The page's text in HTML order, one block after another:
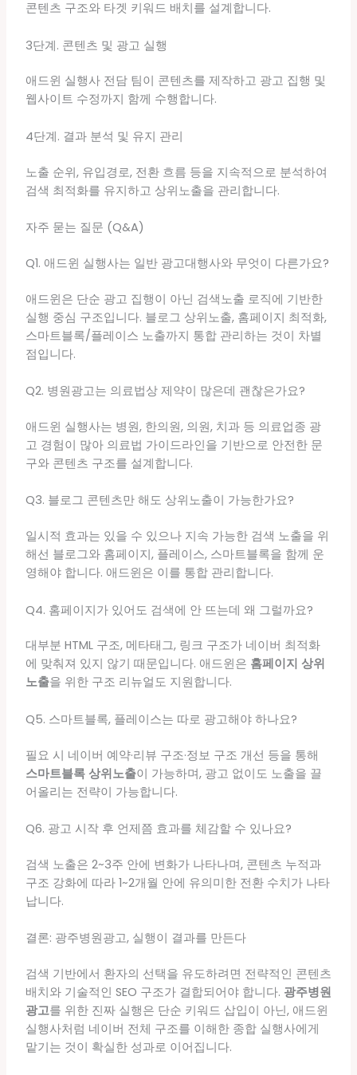
콘텐츠 구조와 타겟 키워드 배치를 설계합니다.
3단계. 콘텐츠 및 광고 실행
애드윈 실행사 전담 팀이 콘텐츠를 제작하고 광고 집행 및
웹사이트 수정까지 함께 수행합니다.
4단계. 결과 분석 및 유지 관리
노출 순위, 유입경로, 전환 흐름 등을 지속적으로 분석하여
검색 최적화를 유지하고 상위노출을 관리합니다.
자주 묻는 질문 (Q&A)
Q1. 애드윈 실행사는 일반 광고대행사와 무엇이 다른가요?
애드윈은 단순 광고 집행이 아닌 검색노출 로직에 기반한
실행 중심 구조입니다. 블로그 상위노출, 홈페이지 최적화,
스마트블록/플레이스 노출까지 통합 관리하는 것이 차별
점입니다.
Q2. 병원광고는 의료법상 제약이 많은데 괜찮은가요?
애드윈 실행사는 병원, 한의원, 의원, 치과 등 의료업종 광
고 경험이 많아 의료법 가이드라인을 기반으로 안전한 문
구와 콘텐츠 구조를 설계합니다.
Q3. 블로그 콘텐츠만 해도 상위노출이 가능한가요?
일시적 효과는 있을 수 있으나 지속 가능한 검색 노출을 위
해선 블로그와 홈페이지, 플레이스, 스마트블록을 함께 운
영해야 합니다. 애드윈은 이를 통합 관리합니다.
Q4. 홈페이지가 있어도 검색에 안 뜨는데 왜 그럴까요?
대부분 HTML 구조, 메타태그, 링크 구조가 네이버 최적화
에 맞춰져 있지 않기 때문입니다. 애드윈은 홈페이지 상위
노출을 위한 구조 리뉴얼도 지원합니다.
Q5. 스마트블록, 플레이스는 따로 광고해야 하나요?
필요 시 네이버 예약·리뷰 구조·정보 구조 개선 등을 통해
스마트블록 상위노출이 가능하며, 광고 없이도 노출을 끌
어올리는 전략이 가능합니다.
Q6. 광고 시작 후 언제쯤 효과를 체감할 수 있나요?
검색 노출은 2~3주 안에 변화가 나타나며, 콘텐츠 누적과
구조 강화에 따라 1~2개월 안에 유의미한 전환 수치가 나타
납니다.
결론: 광주병원광고, 실행이 결과를 만든다
검색 기반에서 환자의 선택을 유도하려면 전략적인 콘텐츠
배치와 기술적인 SEO 구조가 결합되어야 합니다. 광주병원
광고를 위한 진짜 실행은 단순 키워드 삽입이 아닌, 애드윈
실행사처럼 네이버 전체 구조를 이해한 종합 실행사에게
맡기는 것이 확실한 성과로 이어집니다.